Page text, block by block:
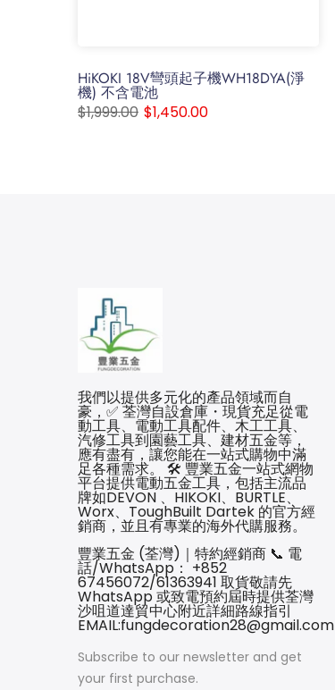
HiKOKI 18V彎頭起子機WH18DYA(淨
機) 不含電池
$1,999.00 $1,450.00
我們以提供多元化的產品領域而自
豪，✅ 荃灣自設倉庫・現貨充足從電
動工具、電動工具配件、木工工具、
汽修工具到園藝工具、建材五金等，
應有盡有，讓您能在一站式購物中滿
足各種需求。 🛠️ 豐業五金一站式網物
平台提供電動五金工具，包括主流品
牌如DEVON 、HIKOKI、BURTLE、
Worx、ToughBuilt Dartek 的官方經
銷商，並且有專業的海外代購服務。
豐業五金 (荃灣)｜特約經銷商 📞 電
話/WhatsApp： +852
67456072/61363941 取貨敬請先
WhatsApp 或致電預約屆時提供荃灣
沙咀道達貿中心附近詳細路線指引
EMAIL:fungdecoration28@gmail.com
Subscribe to our newsletter and get
your first purchase.